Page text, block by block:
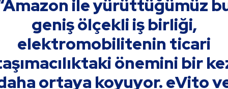
ile yürüttüğümüz
geniş ölçekli iş birliği,
elektromobilitenin ticari
önemini bir
ortaya koyuyor. eVito